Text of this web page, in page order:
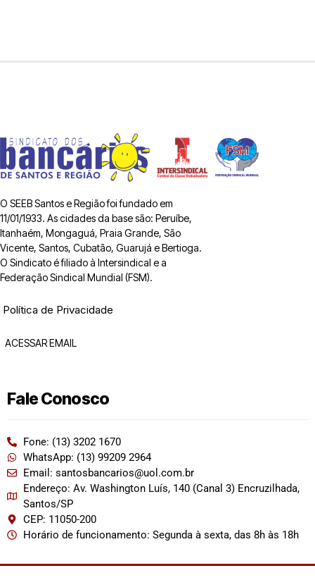
O SEEB Santos e Região foi fundado em
11/01/1933. As cidades da base são: Peruíbe,
Itanhaém, Mongaguá, Praia Grande, São
Vicente, Santos, Cubatão, Guarujá e Bertioga.
O Sindicato é filiado à Intersindical e a
Federação Sindical Mundial (FSM).
Política de Privacidade
ACESSAR EMAIL
Fale Conosco
Fone: (13) 3202 1670
WhatsApp: (13) 99209 2964
Email: santosbancarios@uol.com.br
Endereço: Av. Washington Luís, 140 (Canal 3) Encruzilhada,
Santos/SP
CEP: 11050-200
Horário de funcionamento: Segunda à sexta, das 8h às 18h